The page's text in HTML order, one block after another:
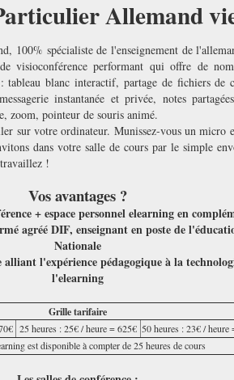
Allemand
100% spécialiste de l'enseignement de
visioconférence performant qui offre de
tableau blanc interactif, partage de fichiers de
instantanée et privée, notes
zoom, pointeur de souris animé.
sur votre ordinateur. Munissez-​vous un micro
dans votre salle de cours par le sim­ple
!
Vos avantages ?
+ espace personnel elearning en
agréé DIF, enseignant en poste de
Nationale
l'expérience pédagogique à la
l'elearning
Grille tarifaire
25 heures : 25€ / heure = 625€ 50 heures : 23€ / heure
est disponible à compter de 25 heures de cours